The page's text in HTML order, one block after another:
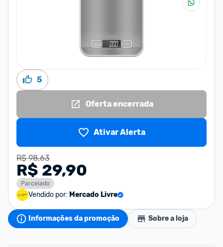
5
Oferta encerrada
Ativar Alerta
R$ 98,63
R$ 29,90
Parcelado
Vendido por: Mercado Livre
Informações da promoção Sobre a loja